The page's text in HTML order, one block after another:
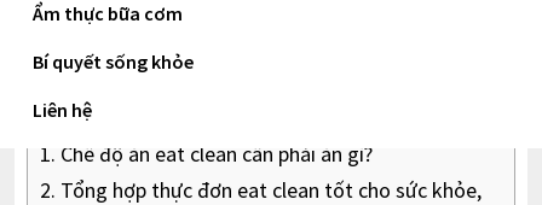
Ẩm thực bữa cơm
Bí quyết sống khỏe
Liên hệ
và cùng với đó là giảm cân hiệu quả.
Mục lục
Chế độ ăn eat clean cần phải ăn gì?
Tổng hợp thực đơn eat clean tốt cho sức khỏe,